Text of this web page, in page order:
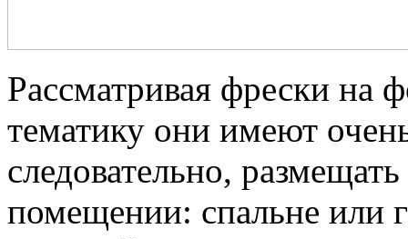
Рассматривая фрески на
тематику они имеют
следовательно,
помещении: спальне или